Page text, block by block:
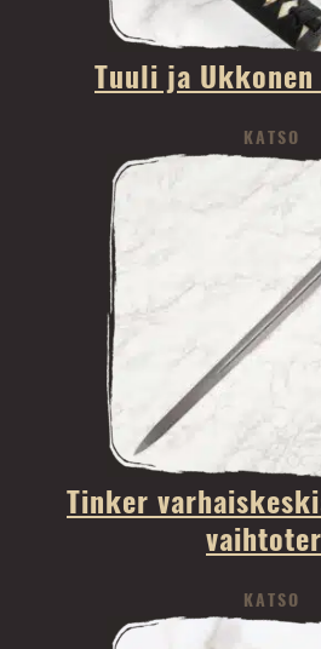
Tuuli ja Ukkonen
KATSO
Tinker
KATSO